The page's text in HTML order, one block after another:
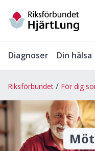
Diagnoser Din hälsa
Riksförbundet För dig